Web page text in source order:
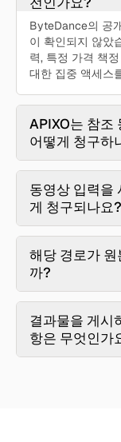
ByteDance의 공
이 확인되지 않았
력, 특정 가격 책
대한 집중 액세스
APIXO는 참조
어떻게 청구하
동영상 입력을
게 청구되나요?
해당 경로가
까?
결과물을 게시
항은 무엇인가